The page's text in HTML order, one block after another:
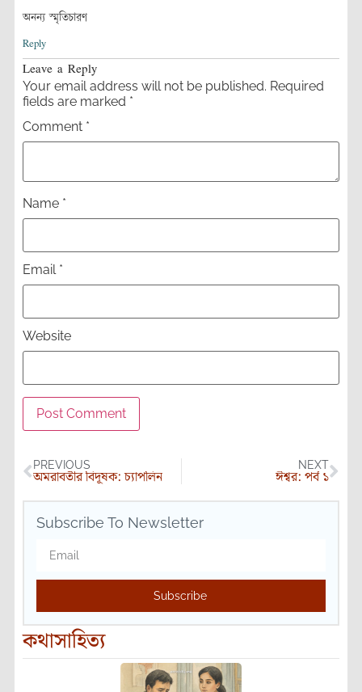
অনন্য স্মৃতিচারণ
Reply
Leave a Reply
Your email address will not be published. Required
fields are marked *
Comment *
Name *
Email *
Website
PREVIOUS
অমরাবতীর বিদূষক: চ্যাপলিন
NEXT
ঈশ্বর: পর্ব ১
Subscribe To Newsletter
Subscribe
কথাসাহিত্য